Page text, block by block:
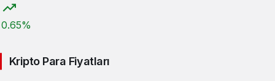
0.65%
AUD/TRY
33,75 TL
Kripto Para Fiyatları